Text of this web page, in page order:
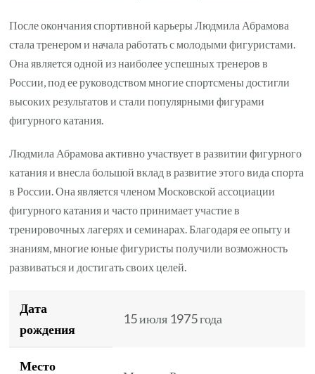
После окончания спортивной карьеры Людмила Абрамова
стала тренером и начала работать с молодыми фигуристами.
Она является одной из наиболее успешных тренеров в
России, под ее руководством многие спортсмены достигли
высоких результатов и стали популярными фигурами
фигурного катания.
Людмила Абрамова активно участвует в развитии фигурного
катания и внесла большой вклад в развитие этого вида спорта
в России. Она является членом Московской ассоциации
фигурного катания и часто принимает участие в
тренировочных лагерях и семинарах. Благодаря ее опыту и
знаниям, многие юные фигуристы получили возможность
развиваться и достигать своих целей.
Дата
рождения
15 июля 1975 года
Место